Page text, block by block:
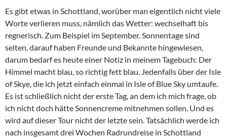
Es gibt etwas in Schottland, worüber man eigentlich nicht viele
Worte verlieren muss, nämlich das Wetter: wechselhaft bis
regnerisch. Zum Beispiel im September. Sonnentage sind
selten, darauf haben Freunde und Bekannte hingewiesen,
darum bedarf es heute einer Notiz in meinem Tagebuch: Der
Himmel macht blau, so richtig fett blau. Jedenfalls über der Isle
of Skye, die ich jetzt einfach einmal in Isle of Blue Sky umtaufe.
Es ist schließlich nicht der erste Tag, an dem ich mich frage, ob
ich nicht doch hätte Sonnencreme mitnehmen sollen. Und es
wird auf dieser Tour nicht der letzte sein. Tatsächlich werde ich
nach insgesamt drei Wochen Radrundreise in Schottland